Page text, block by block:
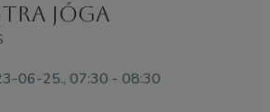
jóga
06-25., 07:30 - 08:30